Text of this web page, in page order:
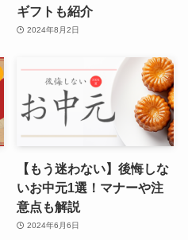
ギフトも紹介
2024年8月2日
【もう迷わない】後悔しな
いお中元1選！マナーや注
意点も解説
2024年6月6日